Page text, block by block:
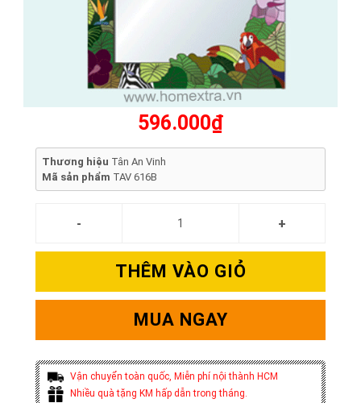
596.000₫
Thương hiệu Tân An Vinh
Mã sản phẩm TAV 616B
THÊM VÀO GIỎ
MUA NGAY
Vận chuyển toàn quốc, Miễn phí nội thành HCM
Nhiều quà tặng KM hấp dẫn trong tháng.